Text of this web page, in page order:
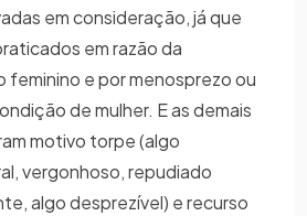
em consideração, já que
em razão da
feminino e por menosprezo ou
de mulher. E as demais
motivo torpe (algo
vergonhoso, repudiado
algo desprezível) e recurso